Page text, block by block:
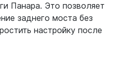
Панара. Это позволяет
заднего моста без
настройку после